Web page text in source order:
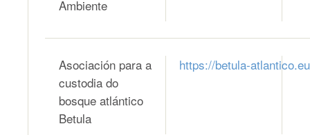
Ambiente
Asociación para a
custodia do
bosque atlántico
Betula
https://betula-